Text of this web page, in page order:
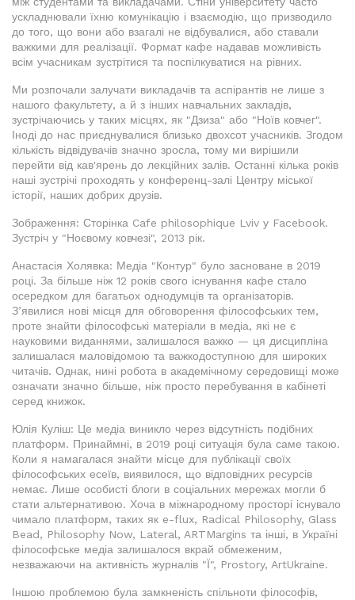
ускладнювали їхню комунікацію і взаємодію, що призводило
до того, що вони або взагалі не відбувалися, або ставали
важкими для реалізації. Формат кафе надавав можливість
всім учасникам зустрітися та поспілкуватися на рівних.
Ми розпочали залучати викладачів та аспірантів не лише з
нашого факультету, а й з інших навчальних закладів,
зустрічаючись у таких місцях, як "Дзиза" або "Ноїв ковчег".
Іноді до нас приєднувалися близько двохсот учасників. Згодом
кількість відвідувачів значно зросла, тому ми вирішили
перейти від кав'ярень до лекційних залів. Останні кілька років
наші зустрічі проходять у конференц-залі Центру міської
історії, наших добрих друзів.
Зображення: Сторінка Cafe philosophique Lviv у Facebook.
Зустріч у "Ноєвому ковчезі", 2013 рік.
Анастасія Холявка: Медіа "Контур" було засноване в 2019
році. За більше ніж 12 років свого існування кафе стало
осередком для багатьох однодумців та організаторів.
З’явилися нові місця для обговорення філософських тем,
проте знайти філософські матеріали в медіа, які не є
науковими виданнями, залишалося важко — ця дисципліна
залишалася маловідомою та важкодоступною для широких
читачів. Однак, нині робота в академічному середовищі може
означати значно більше, ніж просто перебування в кабінеті
серед книжок.
Юлія Куліш: Це медіа виникло через відсутність подібних
платформ. Принаймні, в 2019 році ситуація була саме такою.
Коли я намагалася знайти місце для публікації своїх
філософських есеїв, виявилося, що відповідних ресурсів
немає. Лише особисті блоги в соціальних мережах могли б
стати альтернативою. Хоча в міжнародному просторі існувало
чимало платформ, таких як e-flux, Radical Philosophy, Glass
Bead, Philosophy Now, Lateral, ARTMargins та інші, в Україні
філософське медіа залишалося вкрай обмеженим,
незважаючи на активність журналів "Ї", Prostory, ArtUkraine.
Іншою проблемою була замкненість спільноти філософів,